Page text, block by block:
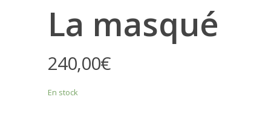
La masqué
240,00€
En stock